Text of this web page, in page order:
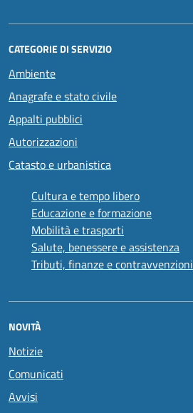
CATEGORIE DI SERVIZIO
Ambiente
Anagrafe e stato civile
Appalti pubblici
Autorizzazioni
Catasto e urbanistica
Cultura e tempo libero
Educazione e formazione
Mobilità e trasporti
Salute, benessere e assistenza
Tributi, finanze e contravvenzioni
NOVITÀ
Notizie
Comunicati
Avvisi